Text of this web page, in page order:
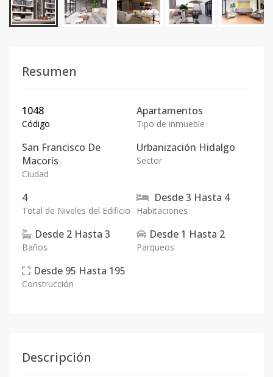
Resumen
1048
Código
Apartamentos
Tipo de inmueble
San Francisco De
Macorís
Ciudad
Urbanización Hidalgo
Sector
4
Total de Niveles del Edificio
Desde3 Hasta 4
Habitaciones
Desde 2 Hasta 3
Baños
Desde 1 Hasta 2
Parqueos
Desde 95 Hasta 195
Construcción
Descripción